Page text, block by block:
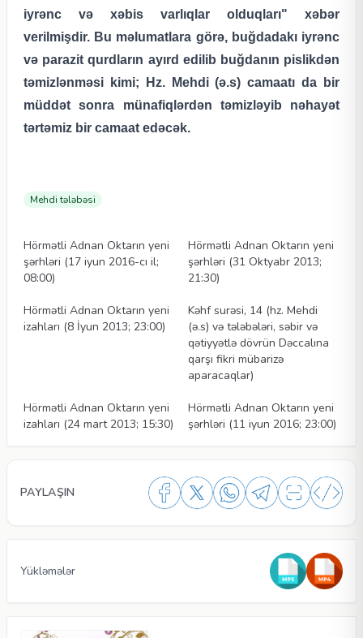
iyrənc və xəbis varlıqlar olduqları" xəbər
verilmişdir. Bu məlumatlara görə, buğdadakı iyrənc
və parazit qurdların ayırd edilib buğdanın pislikdən
təmizlənməsi kimi; Hz. Mehdi (ə.s) camaatı da bir
müddət sonra münafiqlərdən təmizləyib nəhayət
tərtəmiz bir camaat edəcək.
Mehdi tələbəsi
Hörmətli Adnan Oktarın yeni
şərhləri (17 iyun 2016-cı il;
08:00)
Hörmətli Adnan Oktarın yeni
şərhləri (31 Oktyabr 2013;
21:30)
Hörmətli Adnan Oktarın yeni
izahları (8 İyun 2013; 23:00)
Kəhf surəsi, 14 (hz. Mehdi
(ə.s) və tələbələri, səbir və
qətiyyətlə dövrün Dəccalına
qarşı fikri mübarizə
aparacaqlar)
Hörmətli Adnan Oktarın yeni
izahları (24 mart 2013; 15:30)
Hörmətli Adnan Oktarın yeni
şərhləri (11 iyun 2016; 23:00)
PAYLAŞIN
Yükləmələr